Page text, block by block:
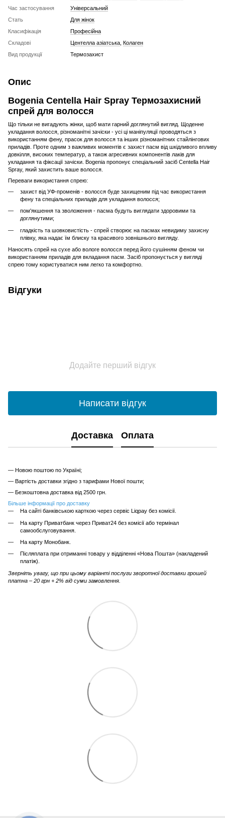
Час застосування
Універсальний
Стать
Для жінок
Класифікація
Професійна
Складові
Центелла азіатська Колаген
Вид продукції
Термозахист
Опис
Bogenia Centella Hair Spray Термозахисний
спрей для волосся
Що тільки не вигадують жінки, щоб мати гарний доглянутий вигляд. Щоденне
укладання волосся, різноманітні зачіски - усі ці маніпуляції проводяться з
використанням фену, прасок для волосся та інших різноманітних стайлінгових
приладів. Проте одним з важливих моментів є захист пасм від шкідливого впливу
довкілля, високих температур, а також агресивних компонентів лаків для
укладання та фіксації зачіски. Bogenia пропонує спеціальний засіб Centella Hair
Spray, який захистить ваше волосся.
Переваги використання спрею:
захист від УФ-променів - волосся буде захищеним під час використання
фену та спеціальних приладів для укладання волосся;
пом'якшення та зволоження - пасма будуть виглядати здоровими та
доглянутими;
гладкість та шовковистість - спрей створює на пасмах невидиму захисну
плівку, яка надає їм блиску та красивого зовнішнього вигляду.
Наносять спрей на сухе або вологе волосся перед його сушінням феном чи
використанням приладів для вкладання пасм. Засіб пропонується у вигляді
спрею тому користуватися ним легко та комфортно.
Відгуки
Додайте перший відгук
Написати відгук
Доставка Оплата
— Новою поштою по Україні;
— Вартість доставки згідно з тарифами Нової пошти;
— Безкоштовна доставка від 2500 грн.
Більше інформації про доставку
На сайті банківською карткою через сервіс Liqpay без комісії.
На карту Приватбанк через Приват24 без комісії або термінал
самообслуговування.
На карту Монобанк.
Післяплата при отриманні товару у відділенні «Нова Пошта» (накладений
платіж).
Зверніть увагу, що при цьому варіанті послуги зворотної доставки грошей
платна – 20 грн + 2% від суми замовлення.